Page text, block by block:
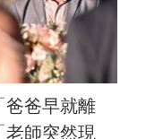
爸爸早就離
師突然現